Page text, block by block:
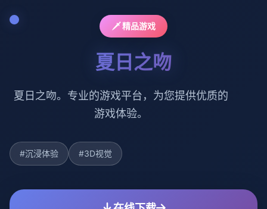
🗡️ 精品游戏
夏日之吻
夏日之吻。专业的游戏平台，为您提供优质的
游戏体验。
#沉浸体验 #3D视觉